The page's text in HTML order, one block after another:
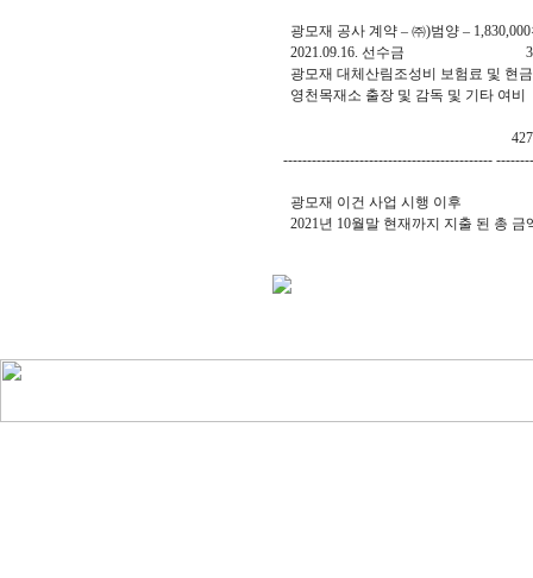
광모재 공사 계약 – ㈜)범양 –
2021.09.16. 선수금
광모재 대체산림조성비 보험료 및 현
영천목재소 출장 및 감독 및 기
427,341
--------------------------------------------
광모재 이건 사업 시행 이후
2021년 10월말 현재까지 지출 된 총 금